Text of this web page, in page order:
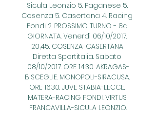
Sicula Leonzio 5. Paganese 5.
Cosenza 5. Casertana 4. Racing
Fondi 2. PROSSIMO TURNO - 8a
GIORNATA. Venerdì 06/10/2017.
20,45. COSENZA-CASERTANA
Diretta Sportitalia. Sabato
08/10/2017. ORE 14.30. AKRAGAS-
BISCEGLIE. MONOPOLI-SIRACUSA.
ORE 16.30. JUVE STABIA-LECCE.
MATERA-RACING FONDI. VIRTUS
FRANCAVILLA-SICULA LEONZIO.